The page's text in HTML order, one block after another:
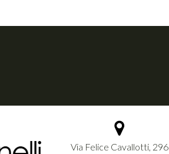
Via Felice Cavallotti, 296